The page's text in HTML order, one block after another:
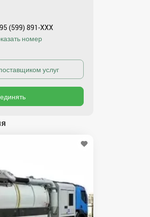
(599) 891-XXX
номер